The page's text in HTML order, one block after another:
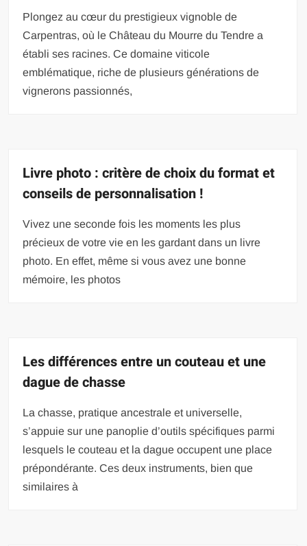
Plongez au cœur du prestigieux vignoble de
Carpentras, où le Château du Mourre du Tendre a
établi ses racines. Ce domaine viticole
emblématique, riche de plusieurs générations de
vignerons passionnés,
Livre photo : critère de choix du format et
conseils de personnalisation !
Vivez une seconde fois les moments les plus
précieux de votre vie en les gardant dans un livre
photo. En effet, même si vous avez une bonne
mémoire, les photos
Les différences entre un couteau et une
dague de chasse
La chasse, pratique ancestrale et universelle,
s’appuie sur une panoplie d’outils spécifiques parmi
lesquels le couteau et la dague occupent une place
prépondérante. Ces deux instruments, bien que
similaires à